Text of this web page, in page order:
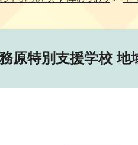
原特別支援学校